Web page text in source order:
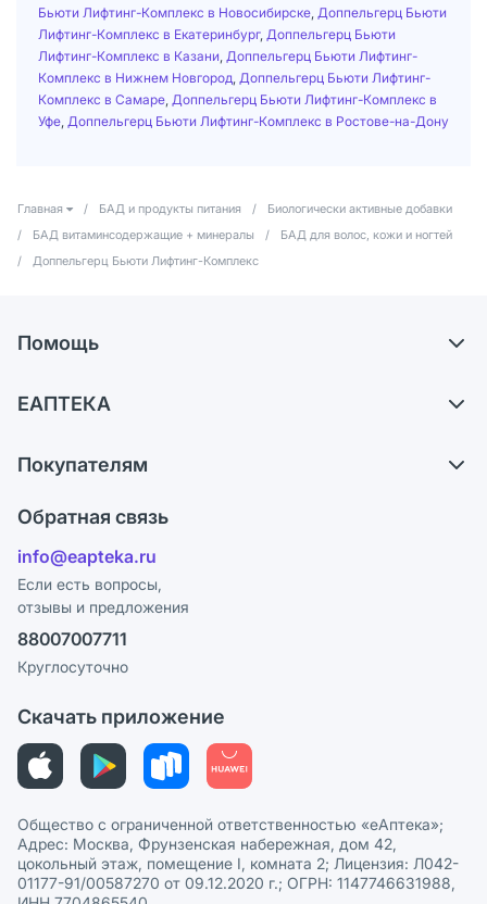
Бьюти Лифтинг-Комплекс в Новосибирске Доппельгерц Бьюти
Лифтинг-Комплекс в Екатеринбург, Доппельгерц Бьюти
Лифтинг-Комплекс в Казани Доппельгерц Бьюти Лифтинг-
Комплекс в Нижнем Новгород Доппельгерц Бьюти Лифтинг-
Комплекс в Самаре Доппельгерц Бьюти Лифтинг-Комплекс в
Уфе Доппельгерц Бьюти Лифтинг-Комплекс в Ростове-на-Дону
Главная / БАД и продукты питания /
Биологически активные добавки
/
БАД витаминсодержащие + минералы /
БАД для волос, кожи и ногтей
/
Доппельгерц Бьюти Лифтинг-Комплекс
Помощь
Самовывоз из аптек
Ответы на вопросы
Блог
ЕАПТЕКА
Карьера
Поставщики
Лицензия
Реклама на сайте
Ваши товары на ЕАПТЕКЕ
Покупателям
Программа СберСпасибо
Политика конфиденциальности
Пользовательское соглашение
Политика рекомендаций
Этика и соответствие
Политика в отношении обработки персональных данных
Обратная связь
info@eapteka.ru
Если есть вопросы,
отзывы и предложения
88007007711
Круглосуточно
Скачать приложение
Общество с ограниченной ответственностью «еАптека»;
Адрес: Москва, Фрунзенская набережная, дом 42,
цокольный этаж, помещение I, комната 2; Лицензия: Л042-
01177-91/00587270 от 09.12.2020 г.; ОГРН: 1147746631988,